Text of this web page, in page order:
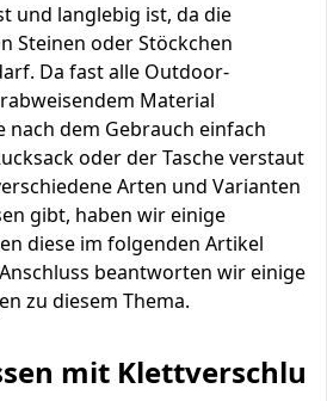
und langlebig ist, da die
Steinen oder Stöckchen
Da fast alle Outdoor-
Material
nach dem Gebrauch einfach
oder der Tasche verstaut
Arten und Varianten
gibt, haben wir einige
diese im folgenden Artikel
beantworten wir einige
zu diesem Thema.
mit